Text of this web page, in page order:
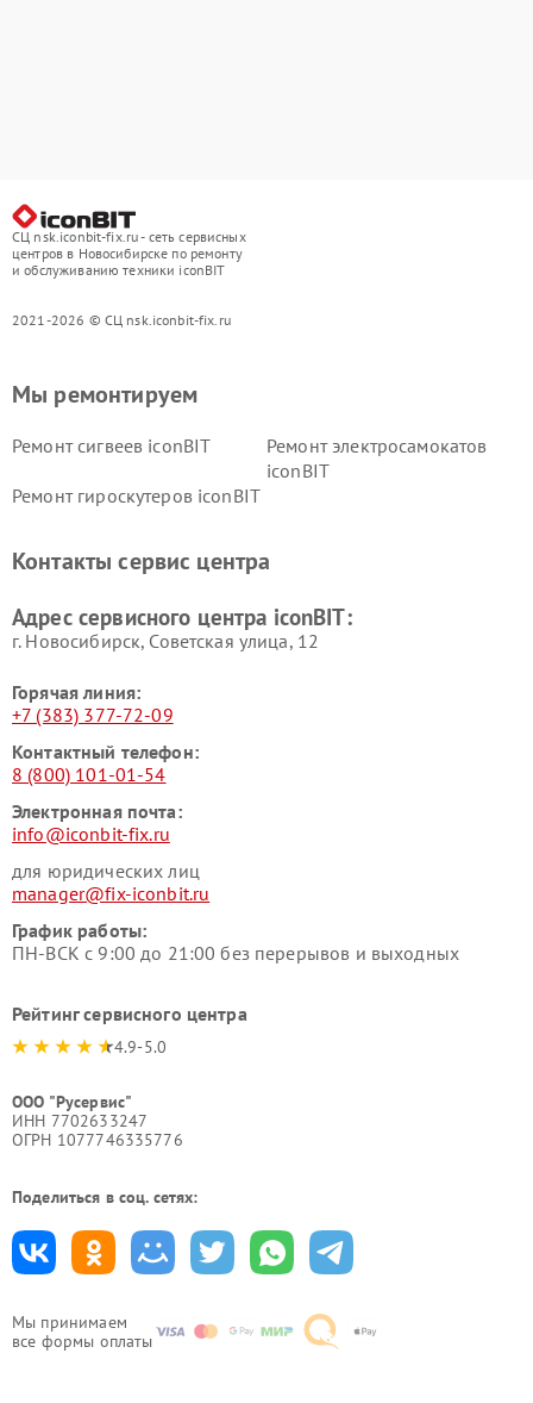
СЦ nsk.iconbit-fix.ru - сеть сервисных
центров в Новосибирске по ремонту
и обслуживанию техники iconBIT
2021-2026 © СЦ nsk.iconbit-fix.ru
Мы принимаем
все формы оплаты
Мы ремонтируем
Ремонт сигвеев iconBIT
Ремонт электросамокатов
iconBIT
Ремонт гироскутеров iconBIT
Контакты сервис центра
Адрес сервисного центра iconBIT:
г. Новосибирск, Советская улица, 12
Горячая линия:
+7 (383) 377-72-09
Контактный телефон:
8 (800) 101-01-54
Электронная почта:
info@iconbit-fix.ru
для юридических лиц
manager@fix-iconbit.ru
График работы:
ПН-ВСК с 9:00 до 21:00 без перерывов и выходных
Рейтинг сервисного центра
4.9-5.0
ООО "Русервис"
ИНН 7702633247
ОГРН 1077746335776
Поделиться в соц. сетях: